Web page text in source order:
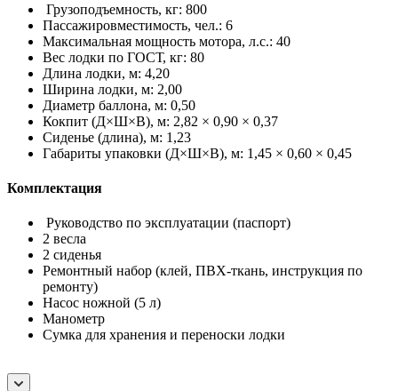
Грузоподъемность, кг: 800
Пассажировместимость, чел.: 6
Максимальная мощность мотора, л.с.: 40
Вес лодки по ГОСТ, кг: 80
Длина лодки, м: 4,20
Ширина лодки, м: 2,00
Диаметр баллона, м: 0,50
Кокпит (Д×Ш×В), м: 2,82 × 0,90 × 0,37
Сиденье (длина), м: 1,23
Габариты упаковки (Д×Ш×В), м: 1,45 × 0,60 × 0,45
Комплектация
Руководство по эксплуатации (паспорт)
2 весла
2 сиденья
Ремонтный набор (клей, ПВХ-ткань, инструкция по
ремонту)
Насос ножной (5 л)
Манометр
Сумка для хранения и переноски лодки